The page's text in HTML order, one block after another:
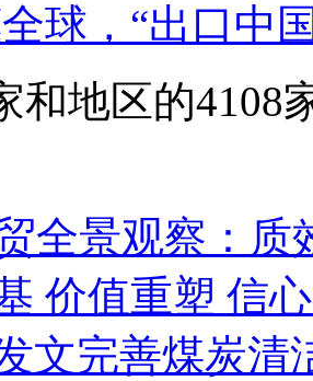
球，“出口中
和地区的4108
全景观察：
价值重塑 信
文完善煤炭清